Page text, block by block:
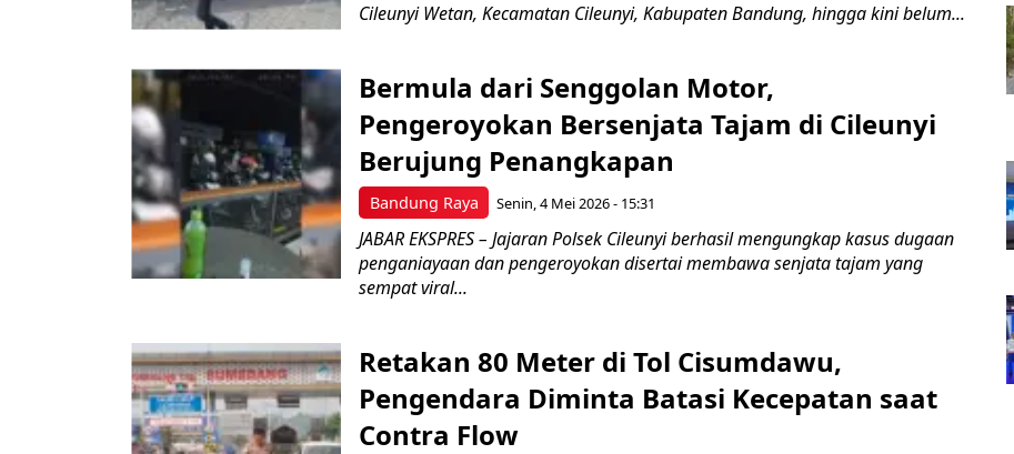
Cileunyi Wetan, Kecamatan Cileunyi, Kabupaten Bandung, hingga kini belum...
Bandung Raya
Bermula dari Senggolan Motor,
Pengeroyokan Bersenjata Tajam di Cileunyi
Berujung Penangkapan
Senin, 4 Mei 2026 - 15:31
JABAR EKSPRES – Jajaran Polsek Cileunyi berhasil mengungkap kasus dugaan
penganiayaan dan pengeroyokan disertai membawa senjata tajam yang
sempat viral...
Retakan 80 Meter di Tol Cisumdawu,
Pengendara Diminta Batasi Kecepatan saat
Contra Flow